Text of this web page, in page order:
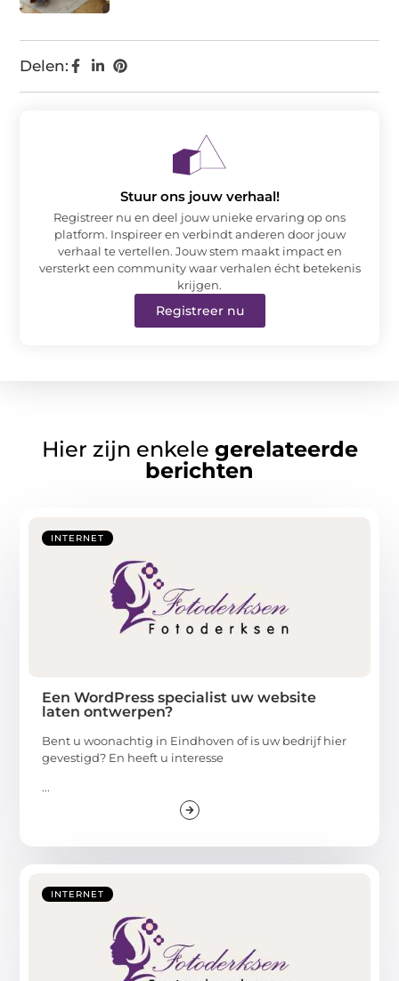
Delen:
Stuur ons jouw verhaal!
Registreer nu en deel jouw unieke ervaring op ons
platform. Inspireer en verbindt anderen door jouw
verhaal te vertellen. Jouw stem maakt impact en
versterkt een community waar verhalen écht betekenis
krijgen.
Registreer nu
Hier zijn enkele gerelateerde
berichten
INTERNET
Een WordPress specialist uw website
laten ontwerpen?
Bent u woonachtig in Eindhoven of is uw bedrijf hier
gevestigd? En heeft u interesse
...
INTERNET